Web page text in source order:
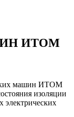
ИТОМ
машин ИТОМ
изоляции
электрических